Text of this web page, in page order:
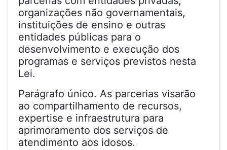
organizações não governamentais,
instituições de ensino e outras
entidades públicas para o
desenvolvimento e execução dos
programas e serviços previstos nesta
Lei.
Parágrafo único. As parcerias visarão
ao compartilhamento de recursos,
expertise e infraestrutura para
aprimoramento dos serviços de
atendimento aos idosos.